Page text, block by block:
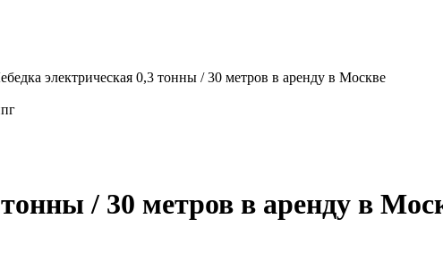
электрическая 0,3 тонны / 30 метров в аренду в Москве
/ 30 метров в аренду в